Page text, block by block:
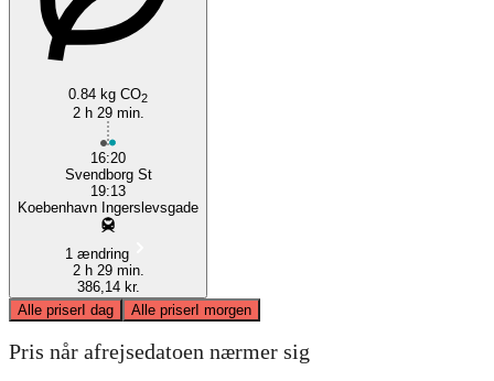
0.84 kg CO2
2 h 29 min.
16:20
Svendborg St
19:13
Koebenhavn Ingerslevsgade
1 ændring
2 h 29 min.
386,14 kr.
Alle priserI dag Alle priserI morgen
Pris når afrejsedatoen nærmer sig